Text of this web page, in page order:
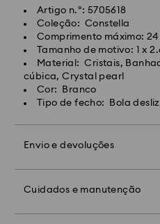
Artigo n.º: 5705618
Coleção: Constella
Comprimento máximo:
Tamanho de motivo: 1 x
Material: Cristais,
cúbica, Crystal pearl
Cor: Branco
Tipo de fecho: Bola
Envio e devoluções
As encomendas realizadas
até às 14:30 CET serão
dia útil seguinte.
Prazo de envio expresso: 1 a
processamento e envio.
Custo de envio expresso: EUR
Infelizmente, a Swarovski
Para produtos Crystal
Lab, observe que pode
e-mail.
Cuidados e manutenção
adicionando um embrulho
um laço colorido. Também
agendar uma marcação e